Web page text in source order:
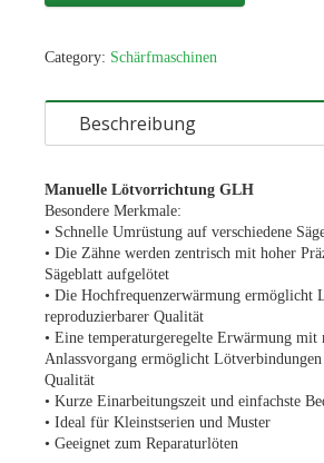
Category: Schärfmaschinen
Beschreibung
Manuelle Lötvorrichtung GLH
Besondere Merkmale:
• Schnelle Umrüstung auf verschiedene
• Die Zähne werden zentrisch mit hoher
Sägeblatt aufgelötet
• Die Hochfrequenzerwärmung ermöglicht
reproduzierbarer Qualität
• Eine temperaturgeregelte Erwärmung mit
Anlassvorgang ermöglicht
Qualität
• Kurze Einarbeitungszeit und einfachste
• Ideal für Kleinstserien und Muster
• Geeignet zum Reparaturlöten